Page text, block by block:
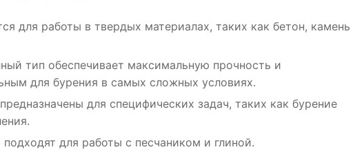
для работы в твердых материалах, таких как бетон, камень
тип обеспечивает максимальную прочность и
для бурения в самых сложных условиях.
предназначены для специфических задач, таких как бурение
подходят для работы с песчаником и глиной.